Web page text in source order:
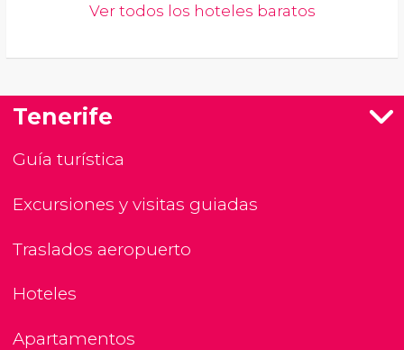
Ver todos los hoteles baratos
Tenerife
Guía turística
Excursiones y visitas guiadas
Traslados aeropuerto
Hoteles
Apartamentos